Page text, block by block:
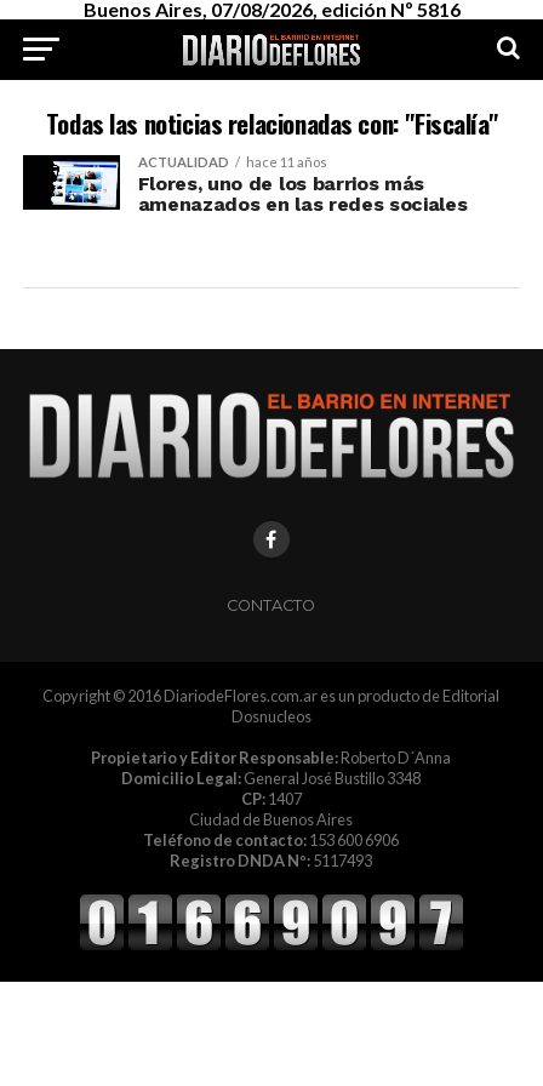
Buenos Aires, 07/08/2026, edición Nº 5816
Todas las noticias relacionadas con: "Fiscalía"
ACTUALIDAD hace 11 años
Flores, uno de los barrios más
amenazados en las redes sociales
CONTACTO
Copyright © 2016 DiariodeFlores.com.ar es un producto de Editorial
Dosnucleos
Propietario y Editor Responsable:Roberto D´Anna
Domicilio Legal:General José Bustillo 3348
CP:1407
Ciudad de Buenos Aires
Teléfono de contacto:153 600 6906
Registro DNDA Nº:5117493